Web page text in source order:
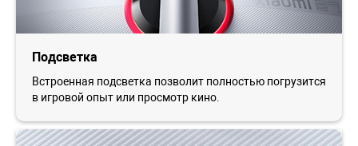
Подсветка
Встроенная подсветка позволит полностью погрузится
в игровой опыт или просмотр кино.